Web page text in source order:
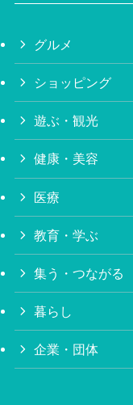
グルメ
ショッピング
遊ぶ・観光
健康・美容
医療
教育・学ぶ
集う・つながる
暮らし
企業・団体